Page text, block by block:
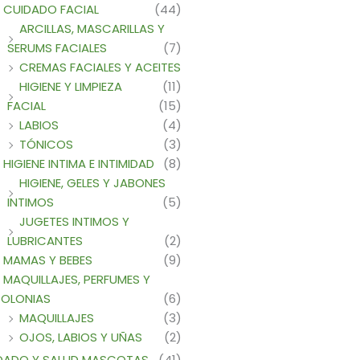
CUIDADO FACIAL
(44)
ARCILLAS, MASCARILLAS Y
SERUMS FACIALES
(7)
CREMAS FACIALES Y ACEITES
(11)
HIGIENE Y LIMPIEZA
FACIAL
(15)
LABIOS
(4)
TÓNICOS
(3)
HIGIENE INTIMA E INTIMIDAD
(8)
HIGIENE, GELES Y JABONES
INTIMOS
(5)
JUGETES INTIMOS Y
LUBRICANTES
(2)
MAMAS Y BEBES
(9)
MAQUILLAJES, PERFUMES Y
(6)
MAQUILLAJES
(3)
OJOS, LABIOS Y UÑAS
(2)